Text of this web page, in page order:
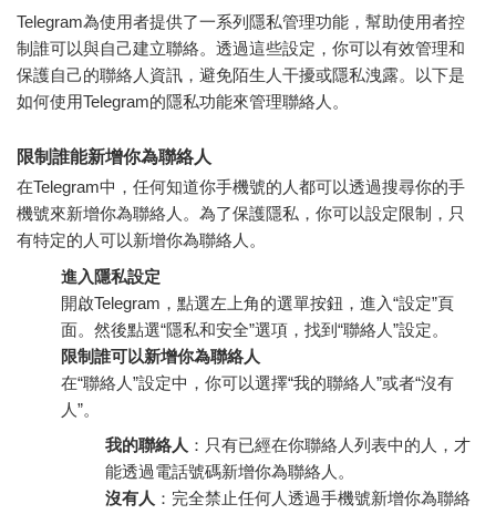
Telegram為使用者提供了一系列隱私管理功能，幫助使用者控
制誰可以與自己建立聯絡。透過這些設定，你可以有效管理和
保護自己的聯絡人資訊，避免陌生人干擾或隱私洩露。以下是
如何使用Telegram的隱私功能來管理聯絡人。
限制誰能新增你為聯絡人
在Telegram中，任何知道你手機號的人都可以透過搜尋你的手
機號來新增你為聯絡人。為了保護隱私，你可以設定限制，只
有特定的人可以新增你為聯絡人。
進入隱私設定
開啟Telegram，點選左上角的選單按鈕，進入“設定”頁
面。然後點選“隱私和安全”選項，找到“聯絡人”設定。
限制誰可以新增你為聯絡人
在“聯絡人”設定中，你可以選擇“我的聯絡人”或者“沒有
人”。
我的聯絡人 ：只有已經在你聯絡人列表中的人，才
能透過電話號碼新增你為聯絡人。
沒有人 ：完全禁止任何人透過手機號新增你為聯絡